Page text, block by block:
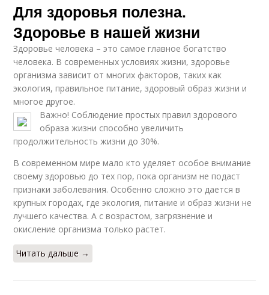
Для здоровья полезна.
Здоровье в нашей жизни
Здоровье человека – это самое главное богатство
человека. В современных условиях жизни, здоровье
организма зависит от многих факторов, таких как
экология, правильное питание, здоровый образ жизни и
многое другое.
Важно! Соблюдение простых правил здорового
образа жизни способно увеличить
продолжительность жизни до 30%.
В современном мире мало кто уделяет особое внимание
своему здоровью до тех пор, пока организм не подаст
признаки заболевания. Особенно сложно это дается в
крупных городах, где экология, питание и образ жизни не
лучшего качества. А с возрастом, загрязнение и
окисление организма только растет.
Читать дальше →